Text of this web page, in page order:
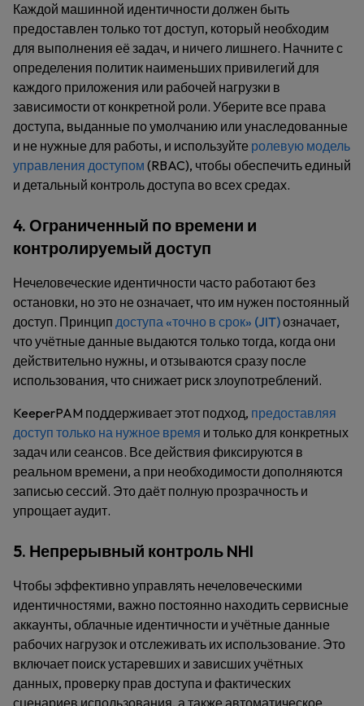
Каждой машинной идентичности должен быть
предоставлен только тот доступ, который необходим
для выполнения её задач, и ничего лишнего. Начните с
определения политик наименьших привилегий для
каждого приложения или рабочей нагрузки в
зависимости от конкретной роли. Уберите все права
доступа, выданные по умолчанию или унаследованные
и не нужные для работы, и используйте ролевую модель
управления доступом (RBAC), чтобы обеспечить единый
и детальный контроль доступа во всех средах.
4. Ограниченный по времени и
контролируемый доступ
Нечеловеческие идентичности часто работают без
остановки, но это не означает, что им нужен постоянный
доступ. Принцип доступа «точно в срок» (JIT)означает,
что учётные данные выдаются только тогда, когда они
действительно нужны, и отзываются сразу после
использования, что снижает риск злоупотреблений.
KeeperPAM поддерживает этот подход, предоставляя
доступ только на нужное время и только для конкретных
задач или сеансов. Все действия фиксируются в
реальном времени, а при необходимости дополняются
записью сессий. Это даёт полную прозрачность и
упрощает аудит.
5. Непрерывный контроль NHI
Чтобы эффективно управлять нечеловеческими
идентичностями, важно постоянно находить сервисные
аккаунты, облачные идентичности и учётные данные
рабочих нагрузок и отслеживать их использование. Это
включает поиск устаревших и зависших учётных
данных, проверку прав доступа и фактических
сценариев использования, а также автоматическое